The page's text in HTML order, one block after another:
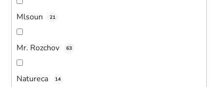
Mlsoun 21
Mr. Rozchov 63
Natureca 14